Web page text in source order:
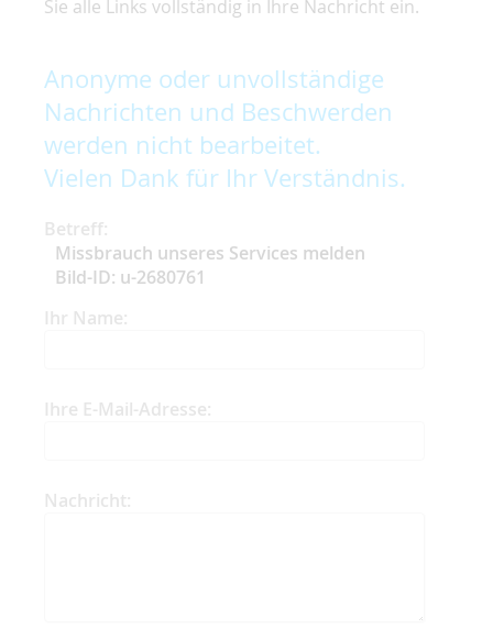
Sie alle Links vollständig in Ihre Nachricht ein.
Anonyme oder unvollständige
Nachrichten und Beschwerden
werden nicht bearbeitet.
Vielen Dank für Ihr Verständnis.
Betreff:
Missbrauch unseres Services melden
Bild-ID: u-2680761
Ihr Name:
Ihre E-Mail-Adresse:
Nachricht: